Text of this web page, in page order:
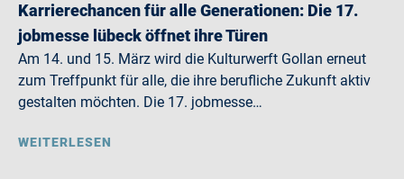
Karrierechancen für alle Generationen: Die 17.
jobmesse lübeck öffnet ihre Türen
Am 14. und 15. März wird die Kulturwerft Gollan erneut
zum Treffpunkt für alle, die ihre berufliche Zukunft aktiv
gestalten möchten. Die 17. jobmesse…
WEITERLESEN